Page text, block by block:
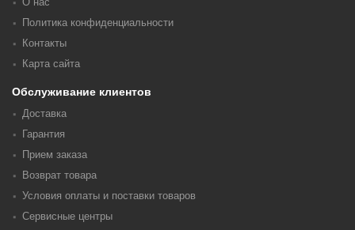
Политика конфиденциальности
Контакты
Карта сайта
Обслуживание клиентов
Доставка
Гарантия
Прием заказа
Возврат товара
Условия оплаты и поставки товаров
Сервисные центры